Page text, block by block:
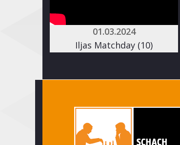
01.03.2024
Iljas Matchday (10)